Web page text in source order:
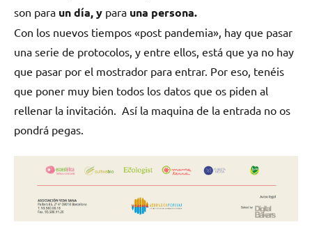
son para un día, y para una persona.
Con los nuevos tiempos «post pandemia», hay que pasar
una serie de protocolos, y entre ellos, está que ya no hay
que pasar por el mostrador para entrar. Por eso, tenéis
que poner muy bien todos los datos que os piden al
rellenar la invitación. Así la maquina de la entrada no os
pondrá pegas.